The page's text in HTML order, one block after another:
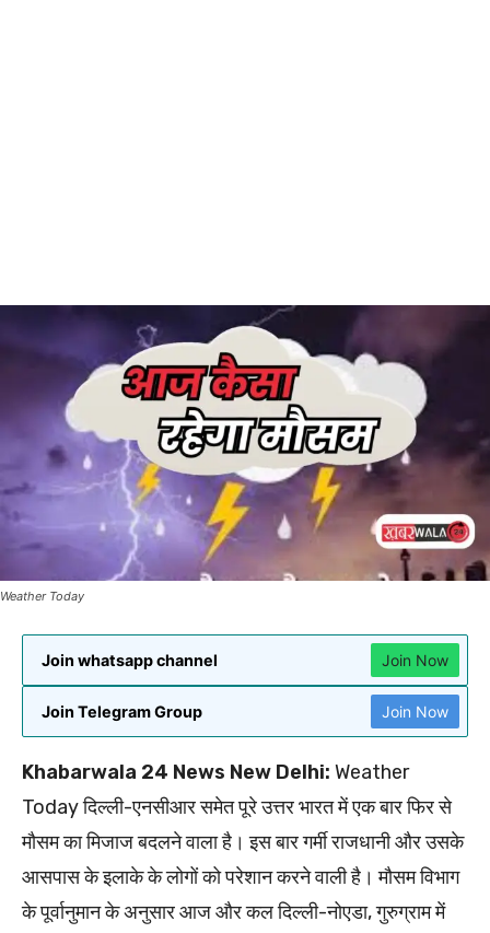
Weather Today
Join whatsapp channel Join Now
Join Telegram Group Join Now
Khabarwala 24 News New Delhi: Weather
Today दिल्ली-एनसीआर समेत पूरे उत्तर भारत में एक बार फिर से
मौसम का मिजाज बदलने वाला है। इस बार गर्मी राजधानी और उसके
आसपास के इलाके के लोगों को परेशान करने वाली है। मौसम विभाग
के पूर्वानुमान के अनुसार आज और कल दिल्ली-नोएडा, गुरुग्राम में